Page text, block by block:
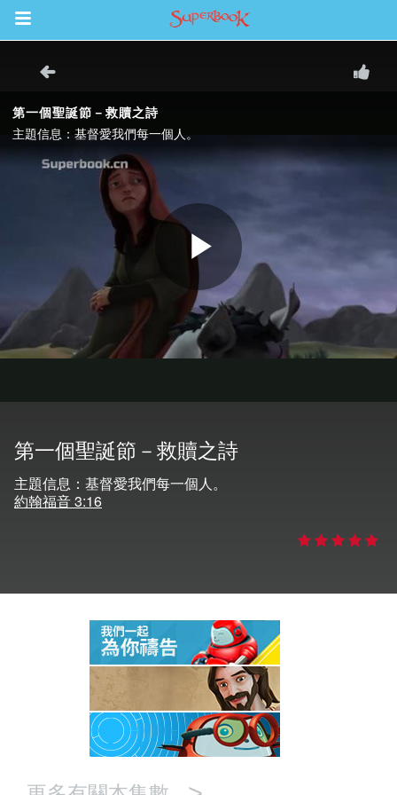
Return to Content
Bible App
第一個聖誕節－救贖之詩
主題信息：基督愛我們每一個人。
約翰福音 3:16